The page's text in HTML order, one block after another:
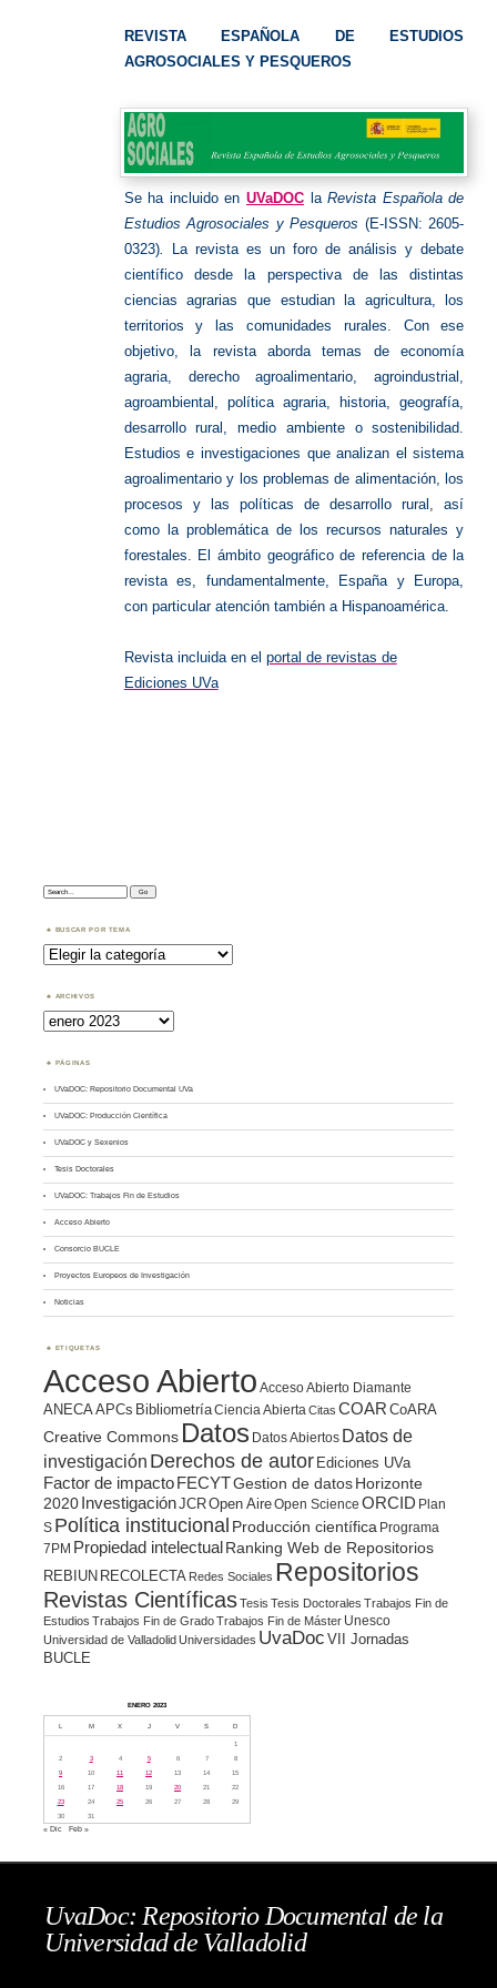
REVISTA ESPAÑOLA DE ESTUDIOS
AGROSOCIALES Y PESQUEROS
Se ha incluido enUVaDOC laRevista Española de
Estudios Agrosociales y Pesqueros (E-ISSN: 2605-
0323). La revista es un foro de análisis y debate
científico desde la perspectiva de las distintas
ciencias agrarias que estudian la agricultura, los
territorios y las comunidades rurales. Con ese
objetivo, la revista aborda temas de economía
agraria, derecho agroalimentario, agroindustrial,
agroambiental, política agraria, historia, geografía,
desarrollo rural, medio ambiente o sostenibilidad.
Estudios e investigaciones que analizan el sistema
agroalimentario y los problemas de alimentación, los
procesos y las políticas de desarrollo rural, así
como la problemática de los recursos naturales y
forestales. El ámbito geográfico de referencia de la
revista es, fundamentalmente, España y Europa,
con particular atención también a Hispanoamérica.
Revista incluida en el portal de revistas de
Ediciones UVa
Search:
BUSCAR POR TEMA
Buscar
por
Tema
ARCHIVOS
Archivos
PÁGINAS
UVaDOC: Repositorio Documental UVa
UVaDOC: Producción Científica
UVaDOC y Sexenios
Tesis Doctorales
UVaDOC: Trabajos Fin de Estudios
Acceso Abierto
Consorcio BUCLE
Proyectos Europeos de Investigación
Noticias
ETIQUETAS
Acceso Abierto Acceso Abierto Diamante
ANECA APCs BibliometríaCiencia Abierta Citas COAR CoARA
Creative Commons Datos Datos Abiertos Datos de
investigación Derechos de autor Ediciones UVa
Factor de impactoFECYTGestion de datosHorizonte
2020InvestigaciónJCROpen AireOpen Science ORCID Plan
S Política institucional Producción científica Programa
7PM Propiedad intelectualRanking Web de Repositorios
REBIUN RECOLECTA Redes Sociales Repositorios
Revistas CientíficasTesis Tesis Doctorales Trabajos Fin de
Estudios Trabajos Fin de GradoTrabajos Fin de Máster Unesco
Universidad de ValladolidUniversidades UvaDoc VII Jornadas
BUCLE
ENERO 2023
L M X J V S D
1
2
3 4 5 6 7
8
9
10 11 12 13 14
15
16
17 18 19 20 21
22
23
24 25 26 27 28
29
30
31
« Dic Feb »
UvaDoc: Repositorio Documental de la
Universidad de Valladolid